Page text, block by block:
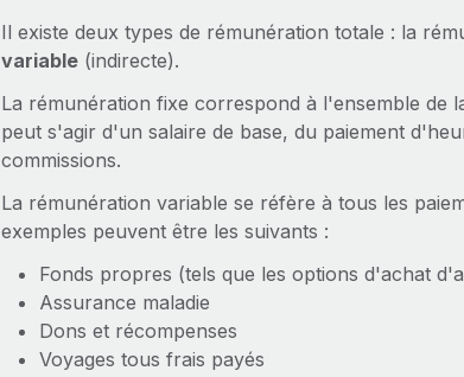
Il existe deux types de rémunération totale : la
variable(indirecte).
La rémunération fixe correspond à l'ensemble de
peut s'agir d'un salaire de base, du paiement
commissions.
La rémunération variable se réfère à tous les
exemples peuvent être les suivants :
Fonds propres (tels que les options d'achat
Assurance maladie
Dons et récompenses
Voyages tous frais payés